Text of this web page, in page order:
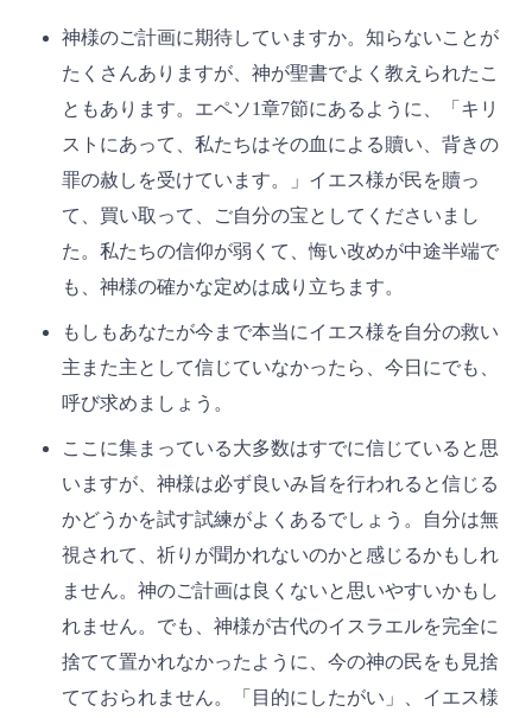
神様のご計画に期待していますか。知らないことが
たくさんありますが、神が聖書でよく教えられたこ
ともあります。エペソ1章7節にあるように、「キリ
ストにあって、私たちはその血による贖い、背きの
罪の赦しを受けています。」イエス様が民を贖っ
て、買い取って、ご自分の宝としてくださいまし
た。私たちの信仰が弱くて、悔い改めが中途半端で
も、神様の確かな定めは成り立ちます。
もしもあなたが今まで本当にイエス様を自分の救い
主また主として信じていなかったら、今日にでも、
呼び求めましょう。
ここに集まっている大多数はすでに信じていると思
いますが、神様は必ず良いみ旨を行われると信じる
かどうかを試す試練がよくあるでしょう。自分は無
視されて、祈りが聞かれないのかと感じるかもしれ
ません。神のご計画は良くないと思いやすいかもし
れません。でも、神様が古代のイスラエルを完全に
捨てて置かれなかったように、今の神の民をも見捨
てておられません。「目的にしたがい」、イエス様